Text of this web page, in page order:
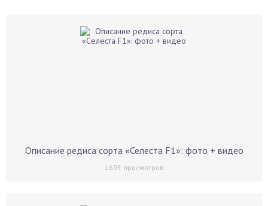
Описание редиса сорта «Селеста F1»: фото + видео
1695 просмотров